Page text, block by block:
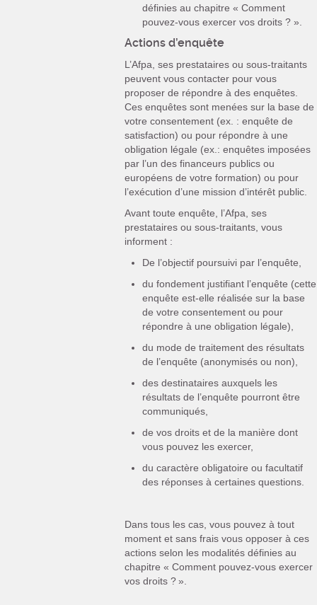
définies au chapitre « Comment
pouvez-vous exercer vos droits ? ».
Actions d’enquête
L’Afpa, ses prestataires ou sous-traitants
peuvent vous contacter pour vous
proposer de répondre à des enquêtes.
Ces enquêtes sont menées sur la base de
votre consentement (ex. : enquête de
satisfaction) ou pour répondre à une
obligation légale (ex.: enquêtes imposées
par l’un des financeurs publics ou
européens de votre formation) ou pour
l’exécution d’une mission d’intérêt public.
Avant toute enquête, l’Afpa, ses
prestataires ou sous-traitants, vous
informent :
De l’objectif poursuivi par l’enquête,
du fondement justifiant l’enquête (cette
enquête est-elle réalisée sur la base
de votre consentement ou pour
répondre à une obligation légale),
du mode de traitement des résultats
de l’enquête (anonymisés ou non),
des destinataires auxquels les
résultats de l’enquête pourront être
communiqués,
de vos droits et de la manière dont
vous pouvez les exercer,
du caractère obligatoire ou facultatif
des réponses à certaines questions.
Dans tous les cas, vous pouvez à tout
moment et sans frais vous opposer à ces
actions selon les modalités définies au
chapitre « Comment pouvez-vous exercer
vos droits ? ».